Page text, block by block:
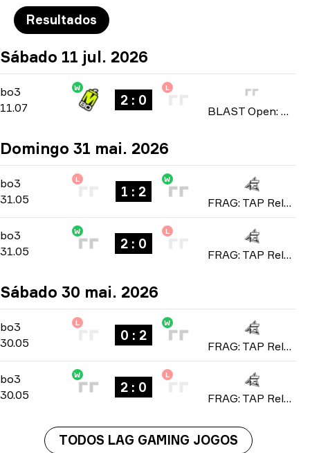
Resultados
Sábado 11 jul. 2026
bo3 -bo3
11.07
W
2 : 0
L
BLAST Open: North American Qualifier Fall 2026
Domingo 31 mai. 2026
bo3 -bo3
31.05
L
1 : 2
W
FRAG: TAP Reloaded 2026
bo3 -bo3
31.05
W
2 : 0
L
FRAG: TAP Reloaded 2026
Sábado 30 mai. 2026
bo3 -bo3
30.05
L
0 : 2
W
FRAG: TAP Reloaded 2026
bo3 -bo3
30.05
W
2 : 0
L
FRAG: TAP Reloaded 2026
TODOS LAG GAMING JOGOS